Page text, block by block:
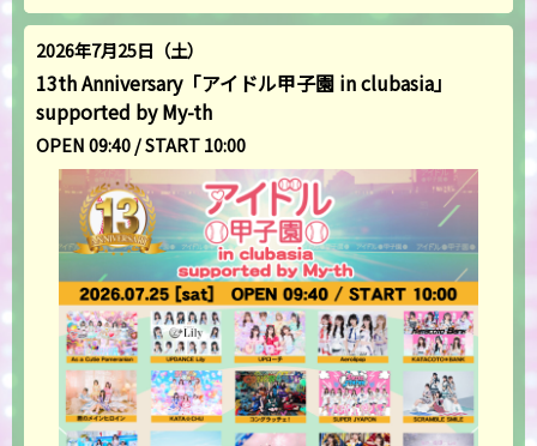
2026年7月25日（土）
13th Anniversary「アイドル甲子園 in clubasia」
supported by My-th
OPEN 09:40 / START 10:00